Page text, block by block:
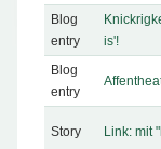
Blog
entry
is'!
Blog
entry
Story Link: mit